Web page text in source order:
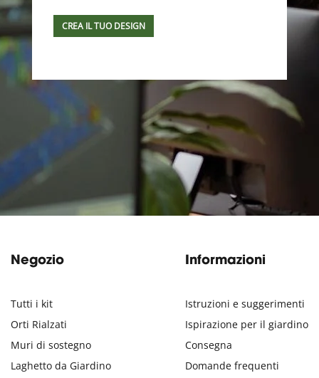
CREA IL TUO DESIGN
Negozio
Tutti i kit
Orti Rialzati
Muri di sostegno
Laghetto da Giardino
Informazioni
Istruzioni e suggerimenti
Ispirazione per il giardino
Consegna
Domande frequenti